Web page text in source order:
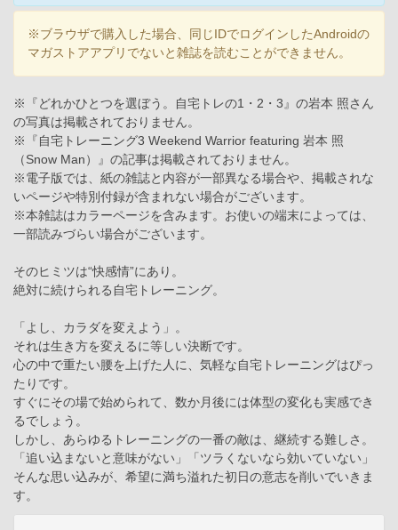
※ブラウザで購入した場合、同じIDでログインしたAndroidの
マガストアアプリでないと雑誌を読むことができません。
※『どれかひとつを選ぼう。自宅トレの1・2・3』の岩本 照さん
の写真は掲載されておりません。
※『自宅トレーニング3 Weekend Warrior featuring 岩本 照
（Snow Man）』の記事は掲載されておりません。
※電子版では、紙の雑誌と内容が一部異なる場合や、掲載されな
いページや特別付録が含まれない場合がございます。
※本雑誌はカラーページを含みます。お使いの端末によっては、
一部読みづらい場合がございます。
そのヒミツは“快感情”にあり。
絶対に続けられる自宅トレーニング。
「よし、カラダを変えよう」。
それは生き方を変えるに等しい決断です。
心の中で重たい腰を上げた人に、気軽な自宅トレーニングはぴっ
たりです。
すぐにその場で始められて、数か月後には体型の変化も実感でき
るでしょう。
しかし、あらゆるトレーニングの一番の敵は、継続する難しさ。
「追い込まないと意味がない」「ツラくないなら効いていない」
そんな思い込みが、希望に満ち溢れた初日の意志を削いでいきま
す。